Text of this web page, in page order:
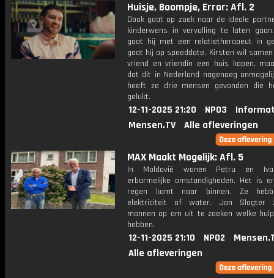
Huisje, Boompje, Error: Afl. 2
Dook gaat op zoek naar de ideale
kinderwens in vervulling te laten
gaat hij met een relatietherapeut in
gaat hij op speeddate. Kirsten wil
vriend en vriendin een huis kopen,
dat dit in Nederland nagenoeg
heeft ze drie mensen gevonden die
gelukt.
12-11-2025 21:20 NPO3
Mensen.TV
Alle afleveringen
MAX Maakt Mogelijk: Afl. 5
In Moldavië wonen Petru en
erbarmelijke omstandigheden. Het is
regen komt naar binnen. Ze
elektriciteit of water. Jan Slagter
mannen op om uit te zoeken welke
hebben.
12-11-2025 21:10 NPO2
Alle afleveringen